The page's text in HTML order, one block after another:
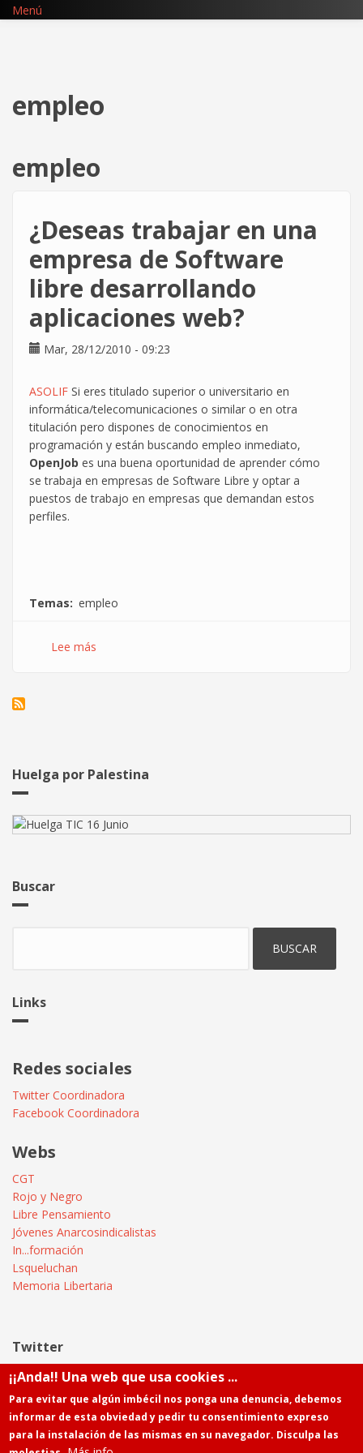
Pasar
Menú
empleo
empleo
¿Deseas trabajar en una
empresa de Software
libre desarrollando
aplicaciones web?
Mar, 28/12/2010 - 09:23
ASOLIF Si eres titulado superior o universitario en
informática/telecomunicaciones o similar o en otra
titulación pero dispones de conocimientos en
programación y están buscando empleo inmediato,
OpenJob es una buena oportunidad de aprender cómo
se trabaja en empresas de Software Libre y optar a
puestos de trabajo en empresas que demandan estos
perfiles.
Temas empleo
Lee más
Software
aplicaciones
Huelga por Palestina
Buscar
Links
Redes sociales
Twitter Coordinadora
Facebook Coordinadora
Webs
CGT
Rojo y Negro
Libre Pensamiento
Jóvenes Anarcosindicalistas
In...formación
Lsqueluchan
Memoria Libertaria
Twitter
Tweets by @Informatica_CGT
¡¡Anda!! Una web que usa cookies ...
Para evitar que algún imbécil nos ponga una denuncia, debemos
informar de esta obviedad y pedir tu consentimiento expreso
para la instalación de las mismas en su navegador. Disculpa las